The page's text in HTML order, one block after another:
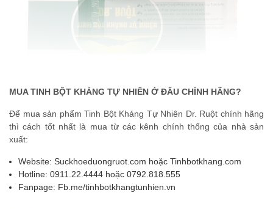
MUA TINH BỘT KHÁNG TỰ NHIÊN Ở ĐÂU CHÍNH HÃNG?
Để mua sản phẩm Tinh Bột Kháng Tự Nhiên Dr. Ruột chính hãng
thì cách tốt nhất là mua từ các kênh chính thống của nhà sản
xuất:
Website: Suckhoeduongruot.com hoặc Tinhbotkhang.com
Hotline: 0911.22.4444 hoặc 0792.818.555
Fanpage: Fb.me/tinhbotkhangtunhien.vn